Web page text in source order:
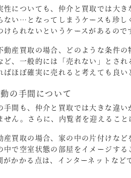
性についても、仲介と買取では大
ない…となってしまうケースも珍
けられないというケースがあるので
動産買取の場合、どのような条件
ど、一般的には「売れない」とさ
ばほぼ確実に売れると考えても良い
の手間について
手間も、仲介と買取では大きな違
せん。さらに、内覧者を迎えるこ
産買取の場合、家の中の片付けな
中で空室状態の部屋をイメージす
がかかる点は、インターネットな